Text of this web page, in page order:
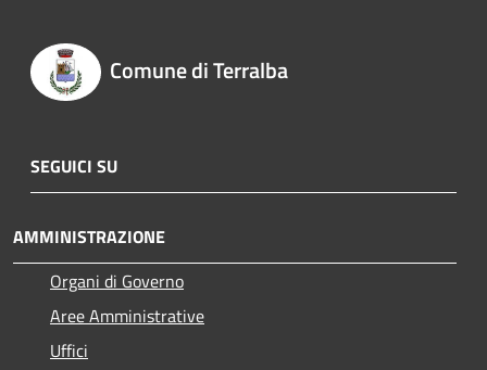
Comune di Terralba
SEGUICI SU
AMMINISTRAZIONE
Organi di Governo
Aree Amministrative
Uffici